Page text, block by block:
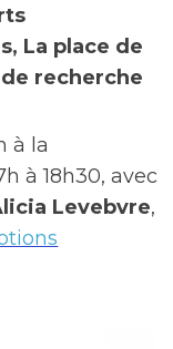
La place de
recherche
à la
à 18h30, avec
Levebvre,